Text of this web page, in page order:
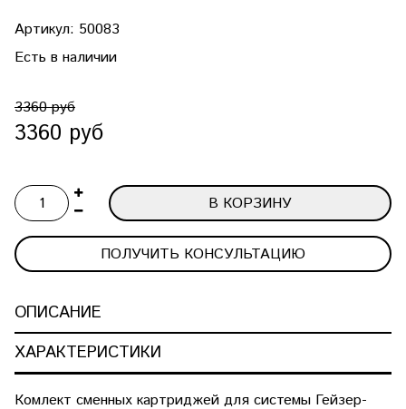
Артикул: 50083
Есть в наличии
3360 руб
3360 руб
В КОРЗИНУ
ПОЛУЧИТЬ КОНСУЛЬТАЦИЮ
ОПИСАНИЕ
ХАРАКТЕРИСТИКИ
Комлект сменных картриджей для системы Гейзер-